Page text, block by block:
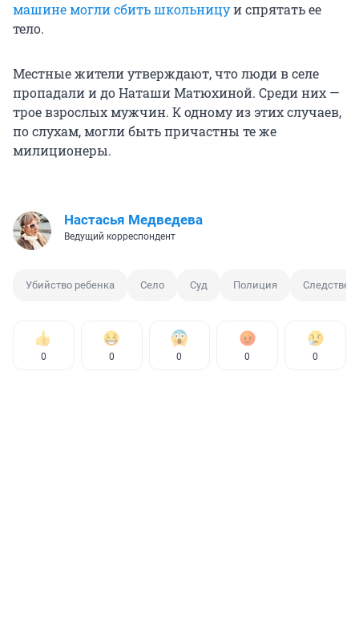
машине могли сбить школьницуи спрятать ее
тело.
Местные жители утверждают, что люди в селе
пропадали и до Наташи Матюхиной. Среди них —
трое взрослых мужчин. К одному из этих случаев,
по слухам, могли быть причастны те же
милиционеры.
Настасья Медведева
Ведущий корреспондент
Убийство ребенка Село Суд Полиция
0 0 0 0 0